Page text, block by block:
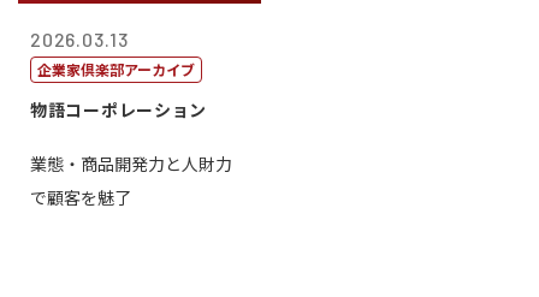
2026.03.13
企業家倶楽部アーカイブ
物語コーポレーション
業態・商品開発力と人財力
で顧客を魅了